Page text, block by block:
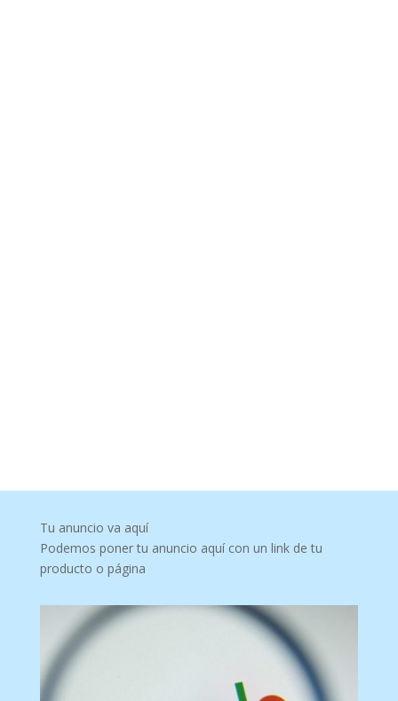
Tu anuncio va aquí
Podemos poner tu anuncio aquí con un link de tu
producto o página